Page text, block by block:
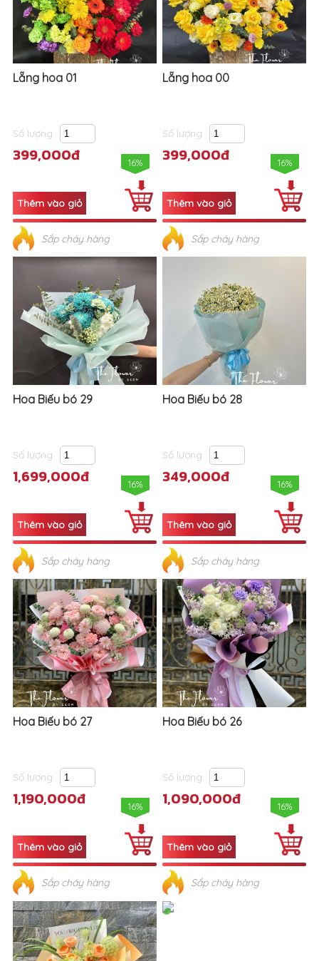
Lẵng hoa 01
Số lượng
399,000đ 16%
Sắp cháy hàng
Lẵng hoa 00
Số lượng
399,000đ 16%
Sắp cháy hàng
Hoa Biếu bó 29
Số lượng
1,699,000đ 16%
Sắp cháy hàng
Hoa Biếu bó 28
Số lượng
349,000đ 16%
Sắp cháy hàng
Hoa Biếu bó 27
Số lượng
1,190,000đ 16%
Sắp cháy hàng
Hoa Biếu bó 26
Số lượng
1,090,000đ 16%
Sắp cháy hàng